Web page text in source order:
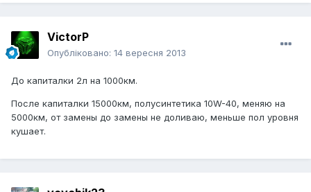
VictorP
Опубліковано: 14 вересня 2013
До капиталки 2л на 1000км.
После капиталки 15000км, полусинтетика 10W-40, меняю на
5000км, от замены до замены не доливаю, меньше пол уровня
кушает.